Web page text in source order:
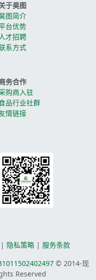
（具体项目另行申
；饲料添加剂销
、行政法规、国务院
批准的项目除外，
后方可经营）许可
于昊图
图简介
台优势
才招聘
系方式
务合作
购商入驻
品行业社群
情链接
| 隐私策略 | 服务条款
© 2014-现
Reserved